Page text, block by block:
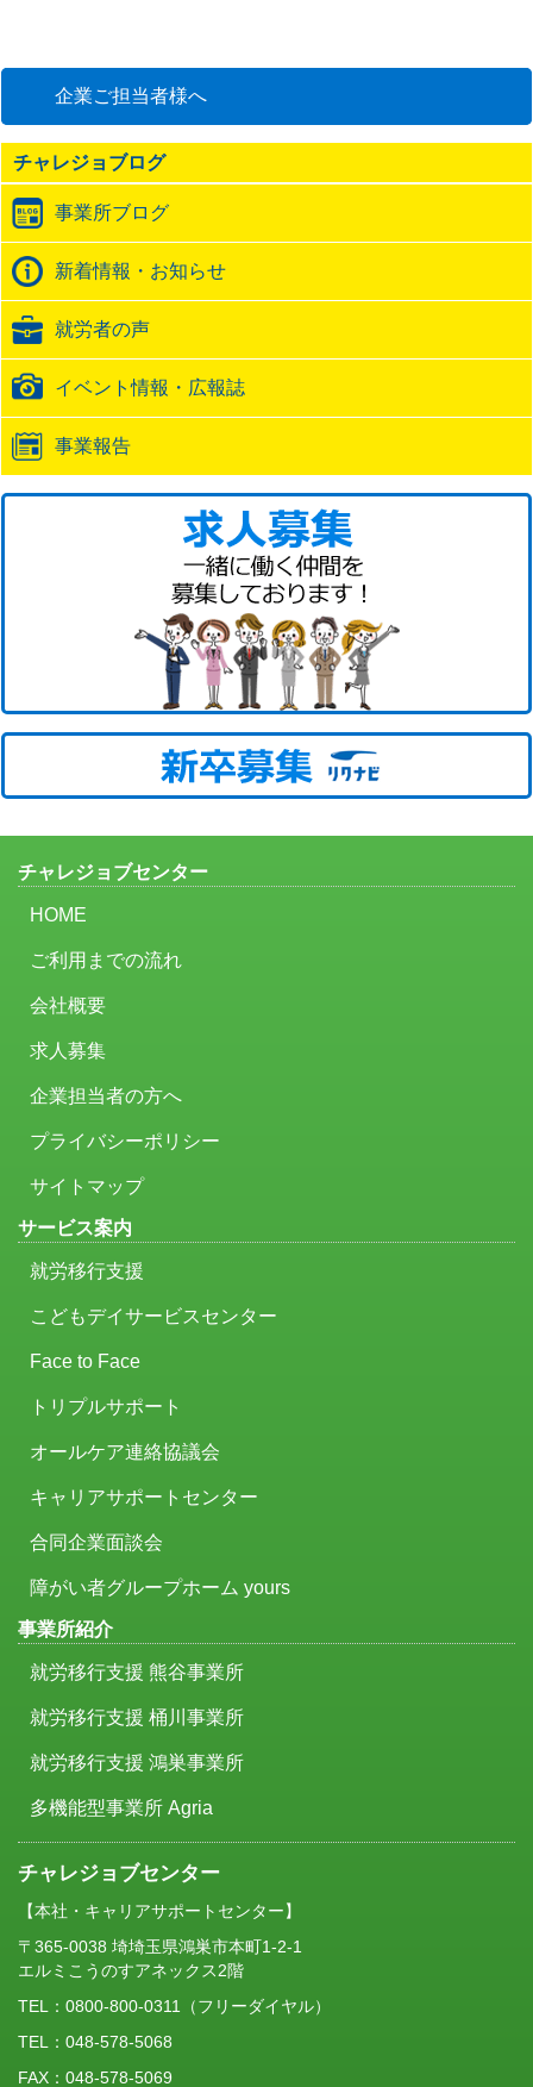
企業ご担当者様へ
チャレジョブログ
事業所ブログ
新着情報・お知らせ
就労者の声
イベント情報・広報誌
事業報告
チャレジョブセンター
HOME
ご利用までの流れ
会社概要
求人募集
企業担当者の方へ
プライバシーポリシー
サイトマップ
サービス案内
就労移行支援
こどもデイサービスセンター
Face to Face
トリプルサポート
オールケア連絡協議会
キャリアサポートセンター
合同企業面談会
障がい者グループホーム yours
事業所紹介
就労移行支援 熊谷事業所
就労移行支援 桶川事業所
就労移行支援 鴻巣事業所
多機能型事業所 Agria
チャレジョブセンター
【本社・キャリアサポートセンター】
〒365-0038 埼埼玉県鴻巣市本町1-2-1
エルミこうのすアネックス2階
TEL： 0800-800-0311
（フリーダイヤル）
TEL：048-578-5068
FAX：048-578-5069